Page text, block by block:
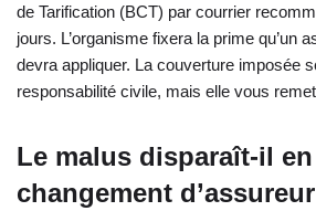
de Tarification (BCT) par courrier
jours. L’organisme fixera la prime qu’un
devra appliquer. La couverture imposée
responsabilité civile, mais elle vous
Le malus disparaît-il
changement